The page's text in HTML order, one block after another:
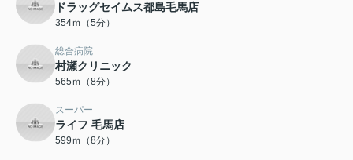
ドラッグセイムス都島毛馬店
354ｍ（5分）
総合病院
村瀬クリニック
565ｍ（8分）
スーパー
ライフ 毛馬店
599ｍ（8分）